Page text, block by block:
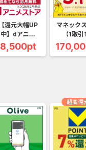
【還元大幅UP
中】dアニ...
8,500pt
マネック
（1取
超高還